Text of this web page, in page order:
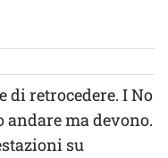
retrocedere. I No
ma devono.
su